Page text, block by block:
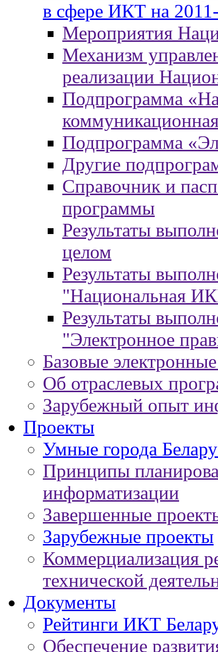
в сфере ИКТ на
Мероприятия
Механизм
реализации
Подпрограмма
Подпрограмма
Другие
Справочник и
программы
Результаты
целом
Результаты
"Национальная
Результаты
"Электронное
Базовые
Об отраслевых
Зарубежный опыт
Проекты
Умные города
Принципы
информатизации
Завершенные
Зарубежные проекты
Коммерциализация
технической
Документы
Рейтинги ИКТ
Обеспечение